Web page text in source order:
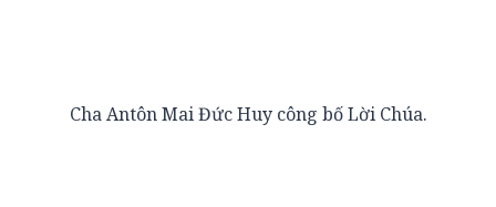
Cha Antôn Mai Đức Huy công bố Lời Chúa.